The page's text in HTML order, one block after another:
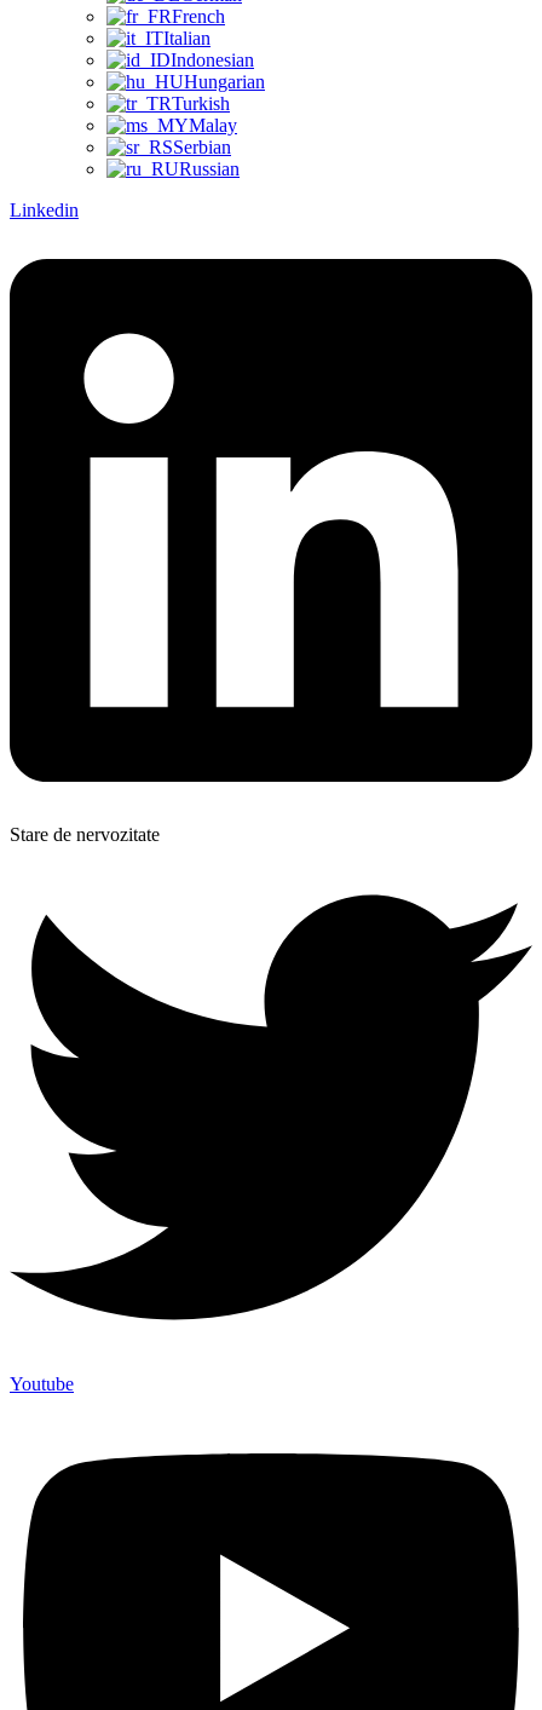
French
Italian
Indonesian
Hungarian
Turkish
Malay
Serbian
Russian
Linkedin
Stare de nervozitate
Youtube